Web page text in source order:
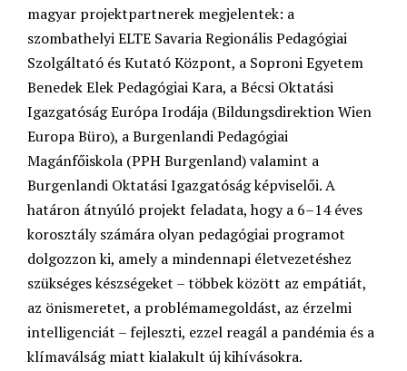
magyar projektpartnerek megjelentek: a
szombathelyi ELTE Savaria Regionális Pedagógiai
Szolgáltató és Kutató Központ, a Soproni Egyetem
Benedek Elek Pedagógiai Kara, a Bécsi Oktatási
Igazgatóság Európa Irodája (Bildungsdirektion Wien
Europa Büro), a Burgenlandi Pedagógiai
Magánfőiskola (PPH Burgenland) valamint a
Burgenlandi Oktatási Igazgatóság képviselői. A
határon átnyúló projekt feladata, hogy a 6–14 éves
korosztály számára olyan pedagógiai programot
dolgozzon ki, amely a mindennapi életvezetéshez
szükséges készségeket – többek között az empátiát,
az önismeretet, a problémamegoldást, az érzelmi
intelligenciát – fejleszti, ezzel reagál a pandémia és a
klímaválság miatt kialakult új kihívásokra.